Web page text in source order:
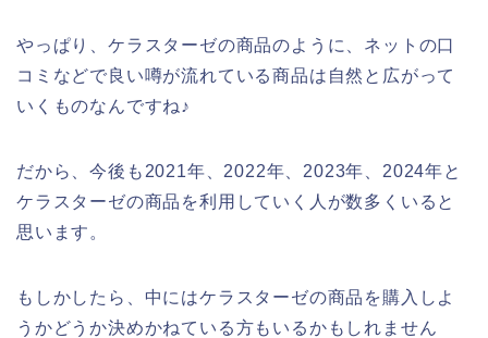
やっぱり、ケラスターゼの商品のように、ネットの口
コミなどで良い噂が流れている商品は自然と広がって
いくものなんですね♪
だから、今後も2021年、2022年、2023年、2024年と
ケラスターゼの商品を利用していく人が数多くいると
思います。
もしかしたら、中にはケラスターゼの商品を購入しよ
うかどうか決めかねている方もいるかもしれません